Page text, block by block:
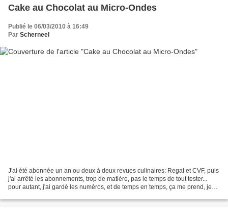
Cake au Chocolat au Micro-Ondes
Publié le 06/03/2010 à 16:49
Par Scherneel
J'ai été abonnée un an ou deux à deux revues culinaires: Regal et CVF, puis
j'ai arrêté les abonnements, trop de matière, pas le temps de tout tester...
pour autant, j'ai gardé les numéros, et de temps en temps, ça me prend, je